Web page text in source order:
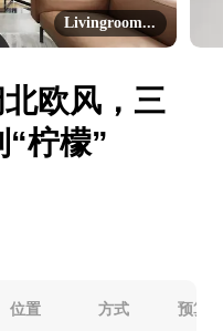
Livingroom...
欧风，三
“柠檬”
位置 方式 预算